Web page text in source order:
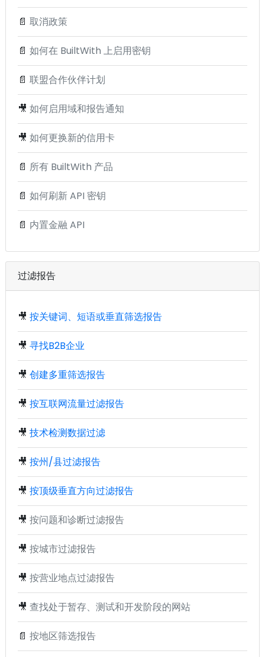
📄 取消政策
📄 如何在 BuiltWith 上启用密钥
📄 联盟合作伙伴计划
🎥 如何启用域和报告通知
🎥 如何更换新的信用卡
📄 所有 BuiltWith 产品
📄 如何刷新 API 密钥
📄 内置金融 API
过滤报告
🎥 按关键词、短语或垂直筛选报告
🎥 寻找B2B企业
🎥 创建多重筛选报告
🎥 按互联网流量过滤报告
🎥 技术检测数据过滤
🎥 按州/县过滤报告
🎥 按顶级垂直方向过滤报告
🎥 按问题和诊断过滤报告
🎥 按城市过滤报告
🎥 按营业地点过滤报告
🎥 查找处于暂存、测试和开发阶段的网站
📄 按地区筛选报告